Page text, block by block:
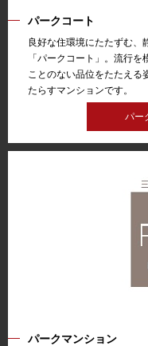
パークコート
良好な住環境にたたずむ、
「パークコート」。流行
ことのない品位をたたえる
たらすマンションです。
パー
パークマンション